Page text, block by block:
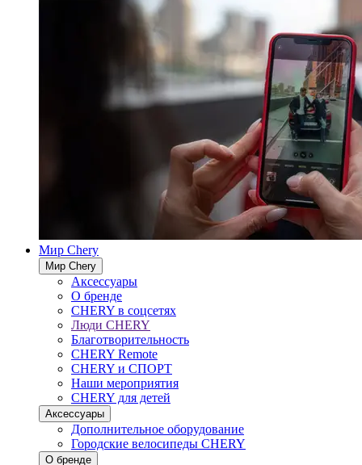
Мир Chery
Мир Chery
Аксессуары
О бренде
CHERY в соцсетях
Люди CHERY
Благотворительность
CHERY Remote
CHERY и СПОРТ
Наши мероприятия
CHERY для детей
Аксессуары
Дополнительное оборудование
Городские велосипеды CHERY
О бренде